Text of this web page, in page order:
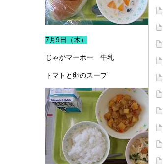
7月9日（木）
じゃがマーボー 牛乳
トマトと卵のスープ